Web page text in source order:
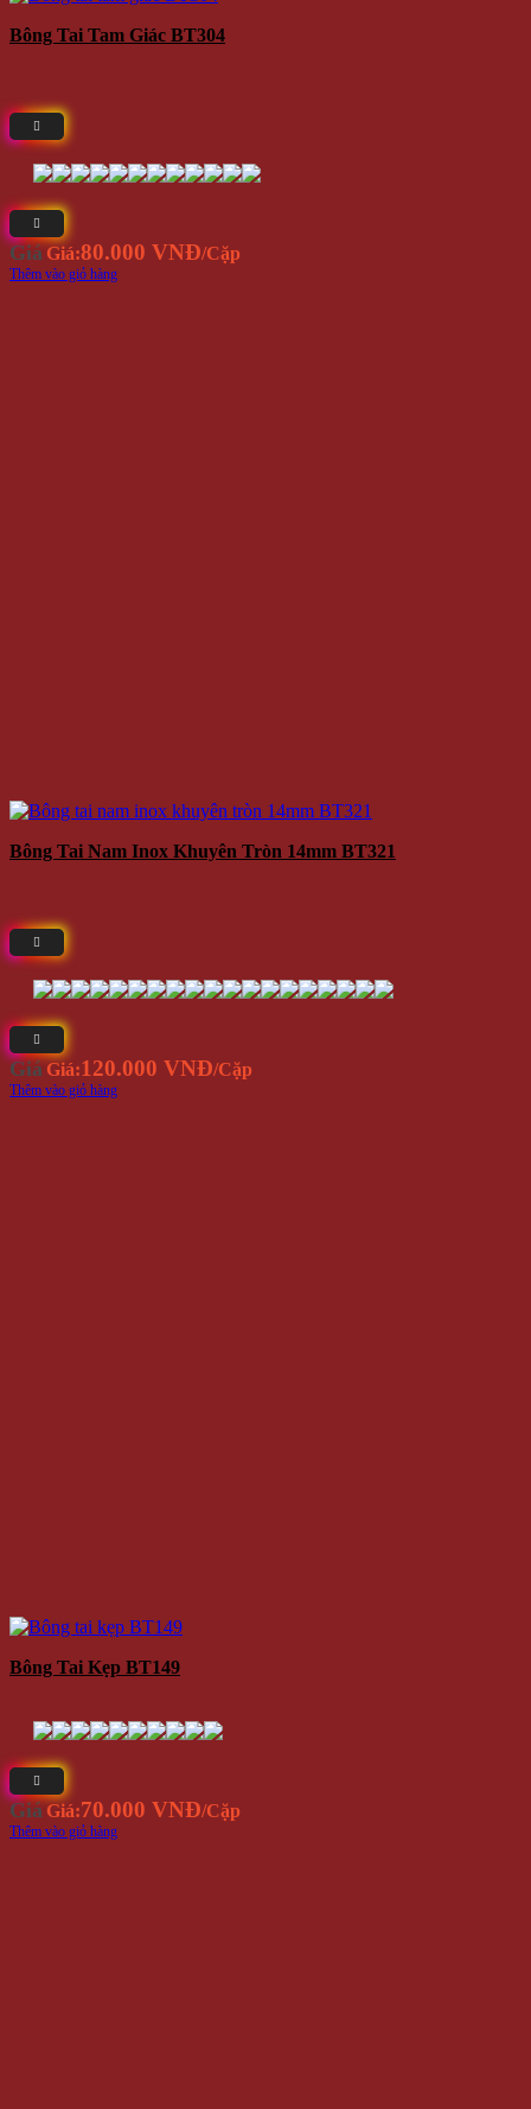
Bông Tai Tam Giác BT304
Giá Giá:80.000 VNĐ/Cặp
Thêm vào giỏ hàng
Bông Tai Nam Inox Khuyên Tròn 14mm BT321
Giá Giá:120.000 VNĐ/Cặp
Thêm vào giỏ hàng
Bông Tai Kẹp BT149
Giá Giá:70.000 VNĐ/Cặp
Thêm vào giỏ hàng